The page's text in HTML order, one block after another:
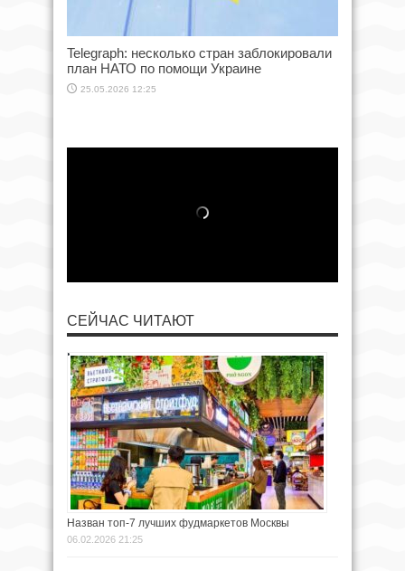
Telegraph: несколько стран заблокировали
план НАТО по помощи Украине
25.05.2026 12:25
СЕЙЧАС ЧИТАЮТ
Назван топ-7 лучших фудмаркетов Москвы
06.02.2026 21:25